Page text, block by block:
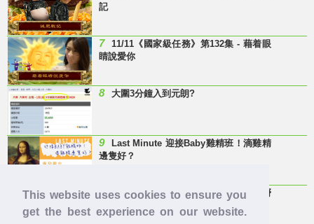
This website uses cookies to ensure you
get the best experience on our website.
記
7
11/11《國家級任務》第132集 - 藉着眼
睛說愛你
8 大圍3分鐘入到元朗?
9
Last Minute 迎接Baby雞精班！滴雞精
邊隻好？
10
【童年回憶】 有冇人記得呢兩隻嘢